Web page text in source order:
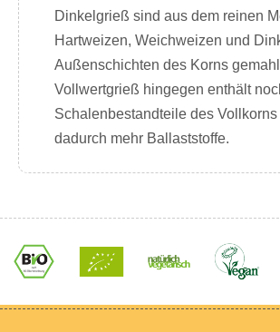
Dinkelgrieß sind aus dem reinen
Hartweizen, Weichweizen und
Außenschichten des Korns
Vollwertgrieß hingegen enthält
Schalenbestandteile des
dadurch mehr Ballaststoffe.